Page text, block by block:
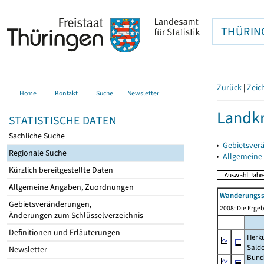
Home Kontakt Suche Newsletter
STATISTISCHE DATEN
Sachliche Suche
Regionale Suche
Kürzlich bereitgestellte Daten
Allgemeine Angaben, Zuordnungen
Gebietsveränderungen,
Änderungen zum Schlüsselverzeichnis
Definitionen und Erläuterungen
Newsletter
Zurück |
▸
▸
2008: Die